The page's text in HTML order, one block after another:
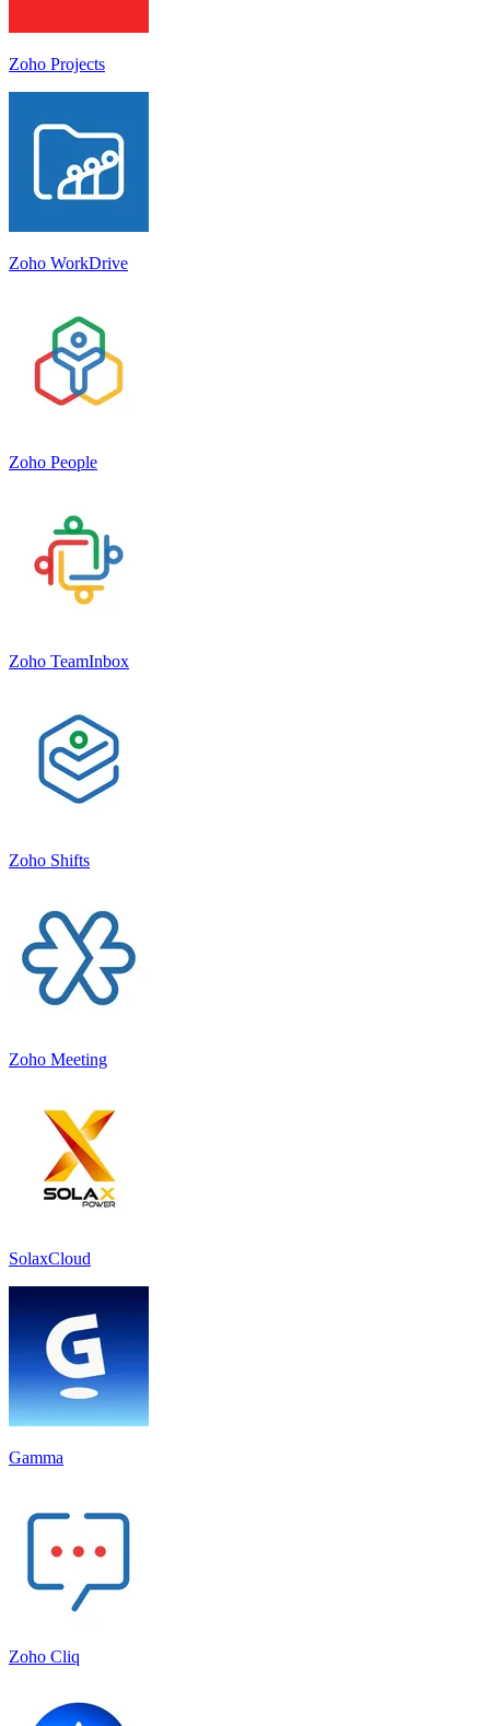
Zoho Projects
Zoho WorkDrive
Zoho People
Zoho TeamInbox
Zoho Shifts
Zoho Meeting
SolaxCloud
Gamma
Zoho Cliq